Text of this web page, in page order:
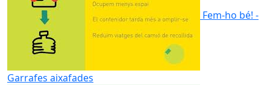
Fem-ho bé! -
Garrafes aixafades